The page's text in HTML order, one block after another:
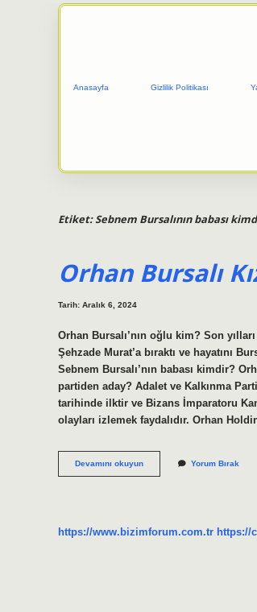
Anasayfa Gizlilik Politikası
Etiket:Sebnem Bursalının babası
Orhan Bursalı
Tarih: Aralık 6, 2024
Orhan Bursalı’nın oğlu kim? Son
Şehzade Murat’a bıraktı ve hayatını
Sebnem Bursalı’nın babası kimdir?
partiden aday? Adalet ve Kalkınma
tarihinde ilktir ve Bizans İmparatoru
olayları izlemek faydalıdır. Orhan
Devamını okuyunOrhan
Bursalı
Yorum Bırak
https://www.bizimforum.com.tr https://